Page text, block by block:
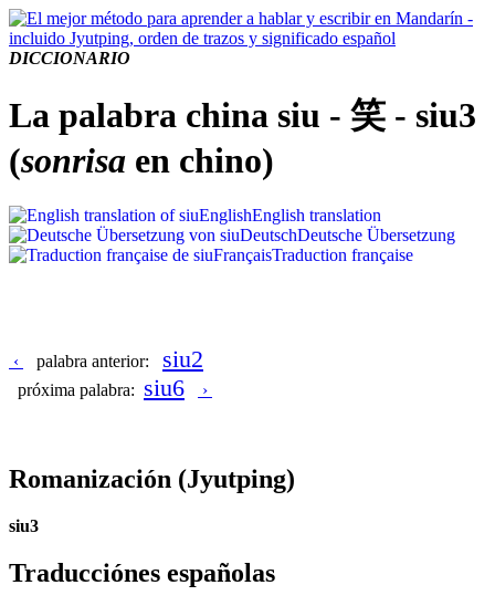
DICCIONARIO
La palabra china siu - 笑 - siu3
(sonrisa en chino)
EnglishEnglish translation
DeutschDeutsche Übersetzung
FrançaisTraduction française
‹ palabra anterior: siu2
próxima palabra: siu6 ›
Romanización (Jyutping)
siu3
Traducciónes españolas